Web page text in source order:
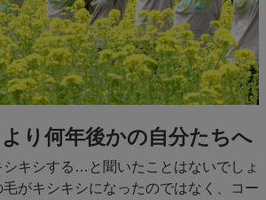
り何年後かの自分たちへ
キシする…と聞いたことはないでしょ
がキシキシになったのではなく、コー